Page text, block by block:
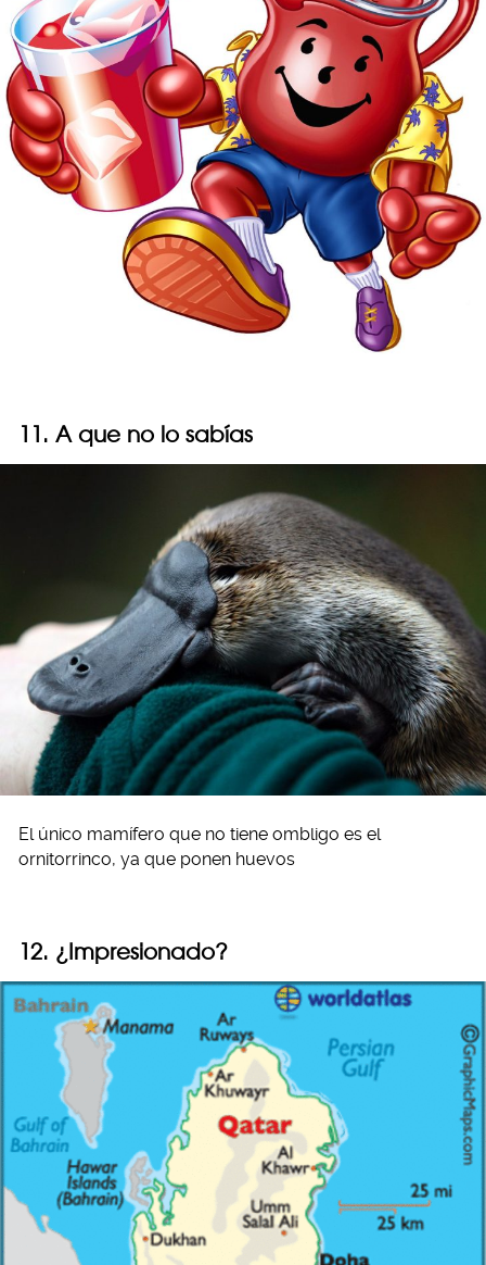
11. A que no lo sabías
El único mamífero que no tiene ombligo es el
ornitorrinco, ya que ponen huevos
12. ¿Impresionado?